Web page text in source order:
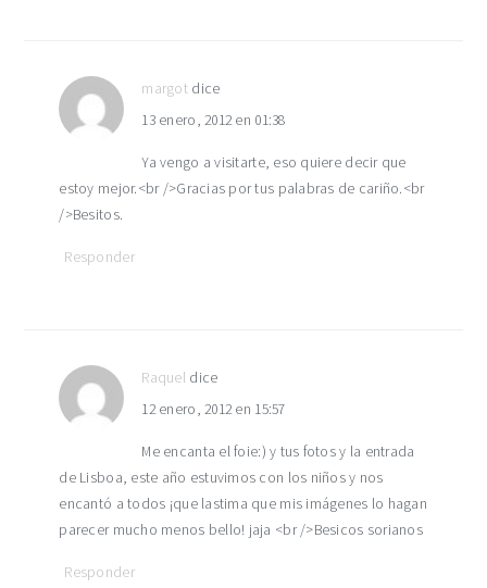
margot dice
13 enero, 2012 en 01:38
Ya vengo a visitarte, eso quiere decir que
estoy mejor.<br />Gracias por tus palabras de cariño.<br
/>Besitos.
Responder
Raquel dice
12 enero, 2012 en 15:57
Me encanta el foie:) y tus fotos y la entrada
de Lisboa, este año estuvimos con los niños y nos
encantó a todos ¡que lastima que mis imágenes lo hagan
parecer mucho menos bello! jaja <br />Besicos sorianos
Responder